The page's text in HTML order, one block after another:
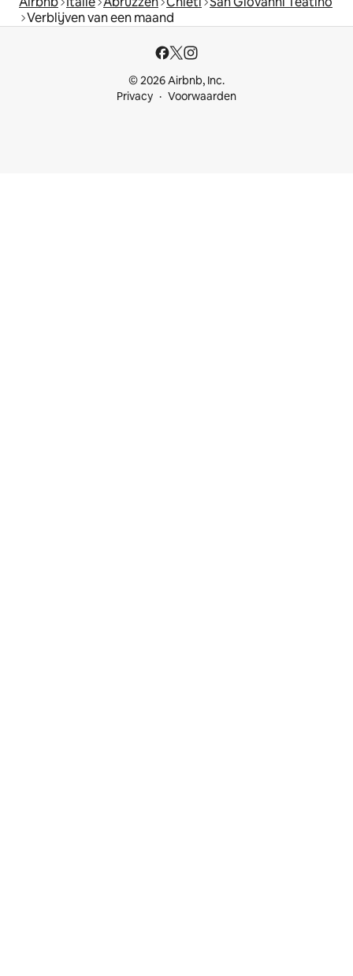
Verblijven van een maand
© 2026 Airbnb, Inc.
Privacy
Voorwaarden